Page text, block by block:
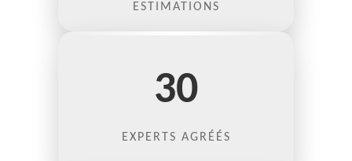
ESTIMATIONS
30
EXPERTS AGRÉÉS